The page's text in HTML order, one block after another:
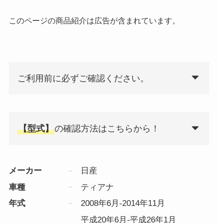
このページの商品紹介は広告が含まれています。
ご利用前に必ずご確認ください。
【型式】の確認方法はこちらから！
メーカー
日産
車種
ティアナ
年式
2008年6月-2014年11月
平成20年6月-平成26年1月